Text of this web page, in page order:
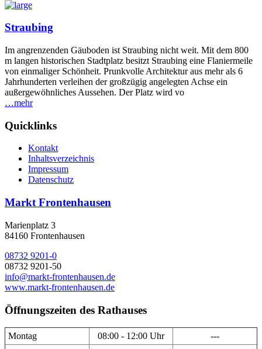
Straubing
Im angrenzenden Gäuboden ist Straubing nicht weit. Mit dem 800
m langen historischen Stadtplatz besitzt Straubing eine Flaniermeile
von einmaliger Schönheit. Prunkvolle Architektur aus mehr als 6
Jahrhunderten verleihen der großzügig angelegten Achse ein
außergewöhnliches Aussehen. Der Platz wird vo
…mehr
Quicklinks
Kontakt
Inhaltsverzeichnis
Impressum
Datenschutz
Markt Frontenhausen
Marienplatz 3
84160 Frontenhausen
08732 9201-0
08732 9201-50
info@markt-frontenhausen.de
www.markt-frontenhausen.de
Öffnungszeiten des Rathauses
Montag 08:00 - 12:00 Uhr
---